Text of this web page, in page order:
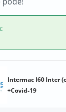
Intermac I60 Inter
+Covid-19